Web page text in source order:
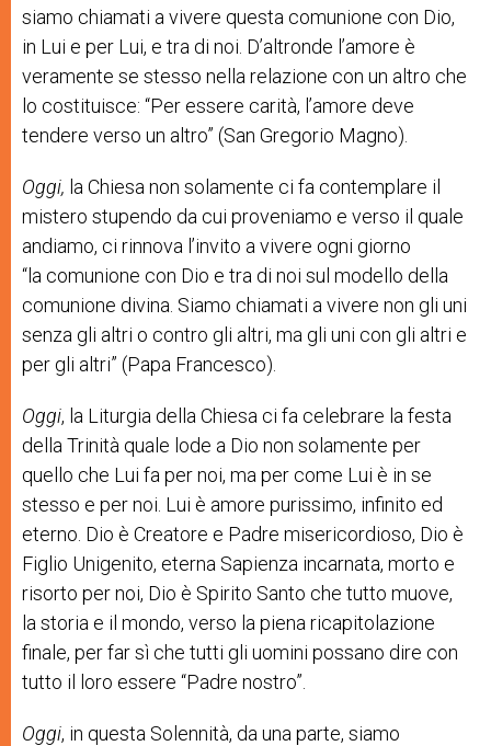
siamo chiamati a vivere questa comunione con Dio,
in Lui e per Lui, e tra di noi. D’altronde l’amore è
veramente se stesso nella relazione con un altro che
lo costituisce: “Per essere carità, l’amore deve
tendere verso un altro” (San Gregorio Magno).
Oggi, la Chiesa non solamente ci fa contemplare il
mistero stupendo da cui proveniamo e verso il quale
andiamo, ci rinnova ’invito a vivere ogni giorno
“ la comunione con Dio e tra di noi sul modello della
comunione divina. Siamo chiamati a vivere non gli uni
senza gli altri o contro gli altri, ma gli uni con gli altri e
per gli altri” (Papa Francesco).
Oggi, la Liturgia della Chiesa ci fa celebrare la festa
della Trinità quale lode a Dio non solamente per
quello che Lui fa per noi, ma per come Lui è in se
stesso e per noi. Lui è amore purissimo, infinito ed
eterno. Dio è Creatore e Padre misericordioso, Dio è
Figlio Unigenito, eterna Sapienza incarnata, morto e
risorto per noi, Dio è Spirito Santo che tutto muove,
la storia e il mondo, verso la piena ricapitolazione
finale, per far sì che tutti gli uomini possano dire con
tutto il loro essere “Padre nostro”.
Oggi, in questa Solennità, da una parte, siamo